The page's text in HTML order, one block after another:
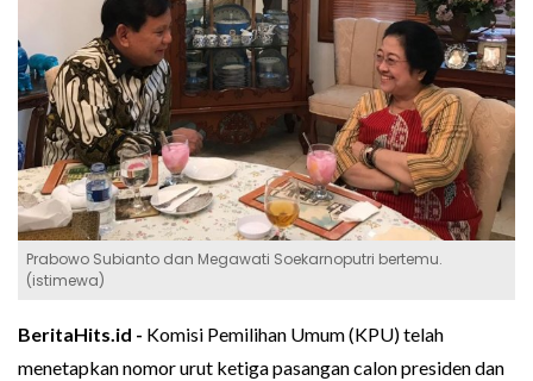
Prabowo Subianto dan Megawati Soekarnoputri bertemu.
(istimewa)
BeritaHits.id - Komisi Pemilihan Umum (KPU) telah
menetapkan nomor urut ketiga pasangan calon presiden dan